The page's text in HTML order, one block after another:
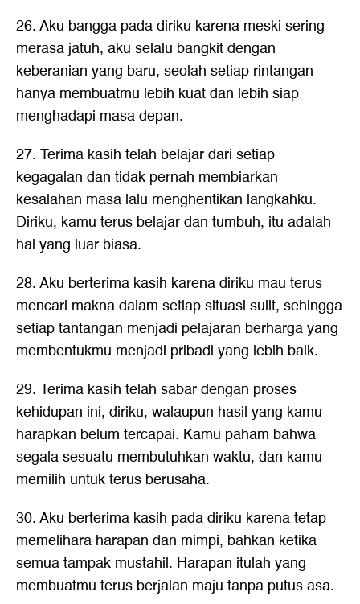
26. Aku bangga pada diriku karena meski sering
merasa jatuh, aku selalu bangkit dengan
keberanian yang baru, seolah setiap rintangan
hanya membuatmu lebih kuat dan lebih siap
menghadapi masa depan.
27. Terima kasih telah belajar dari setiap
kegagalan dan tidak pernah membiarkan
kesalahan masa lalu menghentikan langkahku.
Diriku, kamu terus belajar dan tumbuh, itu adalah
hal yang luar biasa.
28. Aku berterima kasih karena diriku mau terus
mencari makna dalam setiap situasi sulit, sehingga
setiap tantangan menjadi pelajaran berharga yang
membentukmu menjadi pribadi yang lebih baik.
29. Terima kasih telah sabar dengan proses
kehidupan ini, diriku, walaupun hasil yang kamu
harapkan belum tercapai. Kamu paham bahwa
segala sesuatu membutuhkan waktu, dan kamu
memilih untuk terus berusaha.
30. Aku berterima kasih pada diriku karena tetap
memelihara harapan dan mimpi, bahkan ketika
semua tampak mustahil. Harapan itulah yang
membuatmu terus berjalan maju tanpa putus asa.